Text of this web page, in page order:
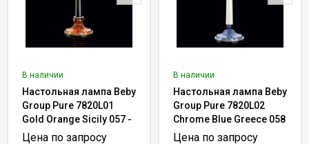
В наличии
Настольная лампа Beby
Group Pure 7820L01
Gold Orange Sicily 057 -
vintage rose
Цена по запросу
В наличии
Настольная лампа Beby
Group Pure 7820L02
Chrome Blue Greece 058
- azurine
Цена по запросу